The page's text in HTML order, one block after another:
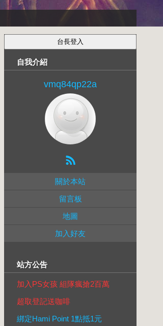
自我介紹
vmq84qp22a
關於本站
留言板
地圖
加入好友
站方公告
加入PS女孩 組隊瘋搶2百萬
超取登記送咖啡
綁定Hami Point 1點抵1元